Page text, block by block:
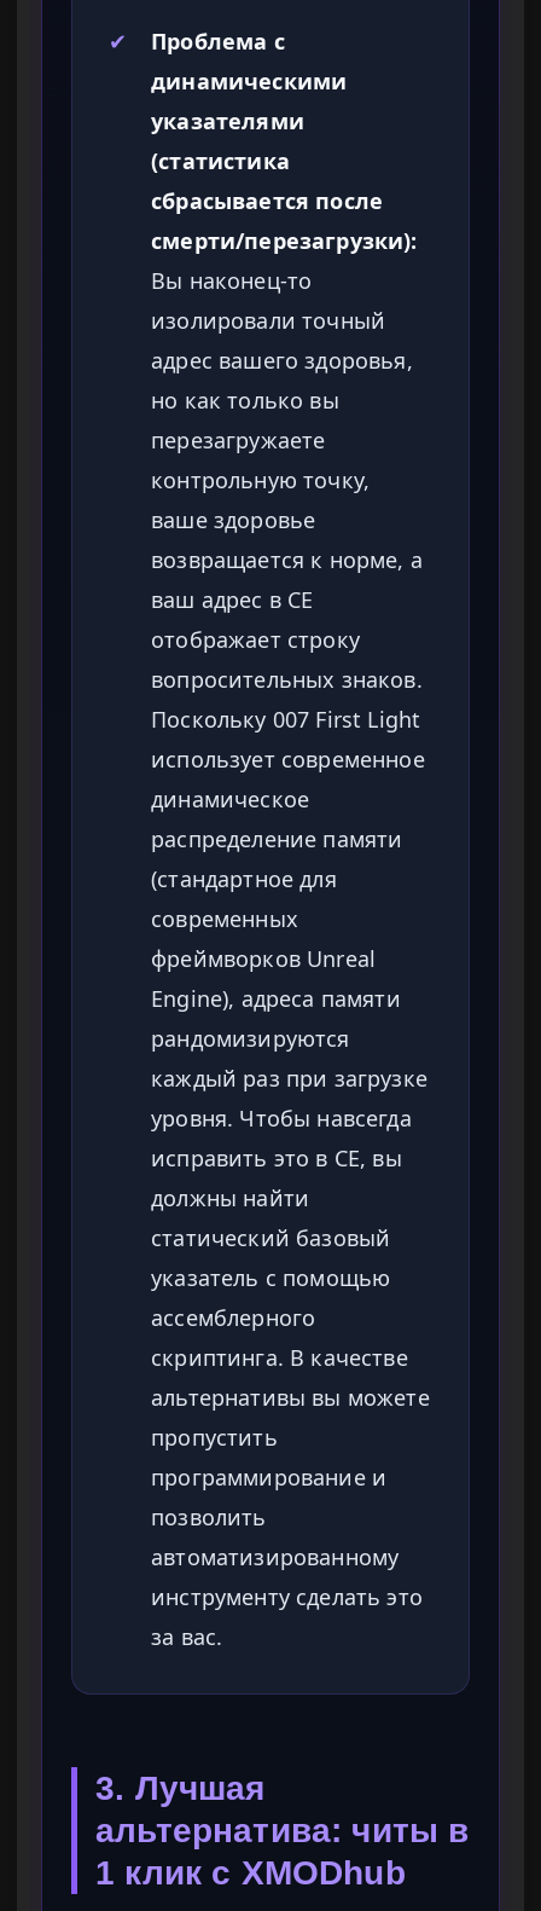
✔
Проблема с
динамическими
указателями
(статистика
сбрасывается после
смерти/перезагрузки):
Вы наконец-то
изолировали точный
адрес вашего здоровья,
но как только вы
перезагружаете
контрольную точку,
ваше здоровье
возвращается к норме, а
ваш адрес в CE
отображает строку
вопросительных знаков.
Поскольку 007 First Light
использует современное
динамическое
распределение памяти
(стандартное для
современных
фреймворков Unreal
Engine), адреса памяти
рандомизируются
каждый раз при загрузке
уровня. Чтобы навсегда
исправить это в CE, вы
должны найти
статический базовый
указатель с помощью
ассемблерного
скриптинга. В качестве
альтернативы вы можете
пропустить
программирование и
позволить
автоматизированному
инструменту сделать это
за вас.
3. Лучшая
альтернатива: читы в
1 клик с XMODhub